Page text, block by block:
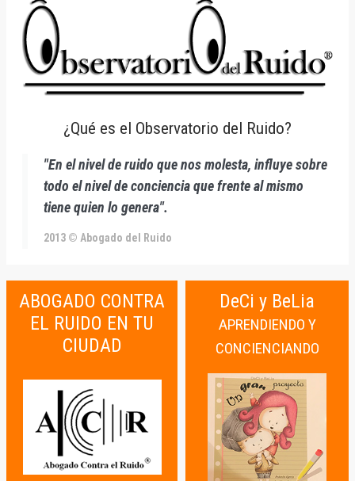
¿Qué es el Observatorio del Ruido?
"En el nivel de ruido que nos molesta, influye sobre
todo el nivel de conciencia que frente al mismo
tiene quien lo genera".
2013 © Abogado del Ruido
ABOGADO CONTRA
EL RUIDO EN TU
CIUDAD
DeCi y BeLia
APRENDIENDO Y
CONCIENCIANDO